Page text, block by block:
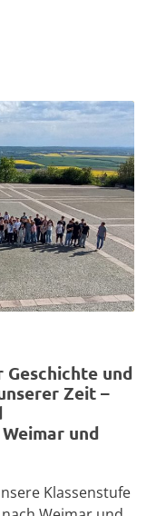
und
Zeit –
und
Klassenstufe